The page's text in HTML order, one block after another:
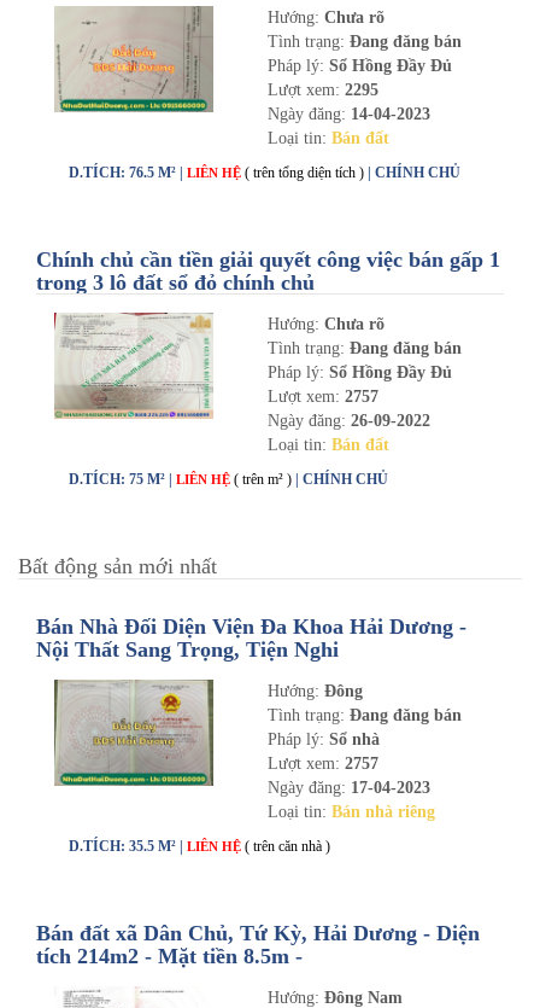
Hướng: Chưa rõ
Tình trạng: Đang đăng bán
Pháp lý: Sổ Hồng Đầy Đủ
Lượt xem: 2295
Ngày đăng: 14-04-2023
Loại tin: Bán đất
D.TÍCH: 76.5 M² | LIÊN HỆ ( trên tổng diện tích ) | CHÍNH CHỦ
Chính chủ cần tiền giải quyết công việc bán gấp 1
trong 3 lô đất sổ đỏ chính chủ
Hướng: Chưa rõ
Tình trạng: Đang đăng bán
Pháp lý: Sổ Hồng Đầy Đủ
Lượt xem: 2757
Ngày đăng: 26-09-2022
Loại tin: Bán đất
D.TÍCH: 75 M² | LIÊN HỆ ( trên m² ) | CHÍNH CHỦ
Bất động sản mới nhất
Bán Nhà Đối Diện Viện Đa Khoa Hải Dương -
Nội Thất Sang Trọng, Tiện Nghi
Hướng: Đông
Tình trạng: Đang đăng bán
Pháp lý: Sổ nhà
Lượt xem: 2757
Ngày đăng: 17-04-2023
Loại tin: Bán nhà riêng
D.TÍCH: 35.5 M² | LIÊN HỆ ( trên căn nhà )
Bán đất xã Dân Chủ, Tứ Kỳ, Hải Dương - Diện
tích 214m2 - Mặt tiền 8.5m -
Hướng: Đông Nam